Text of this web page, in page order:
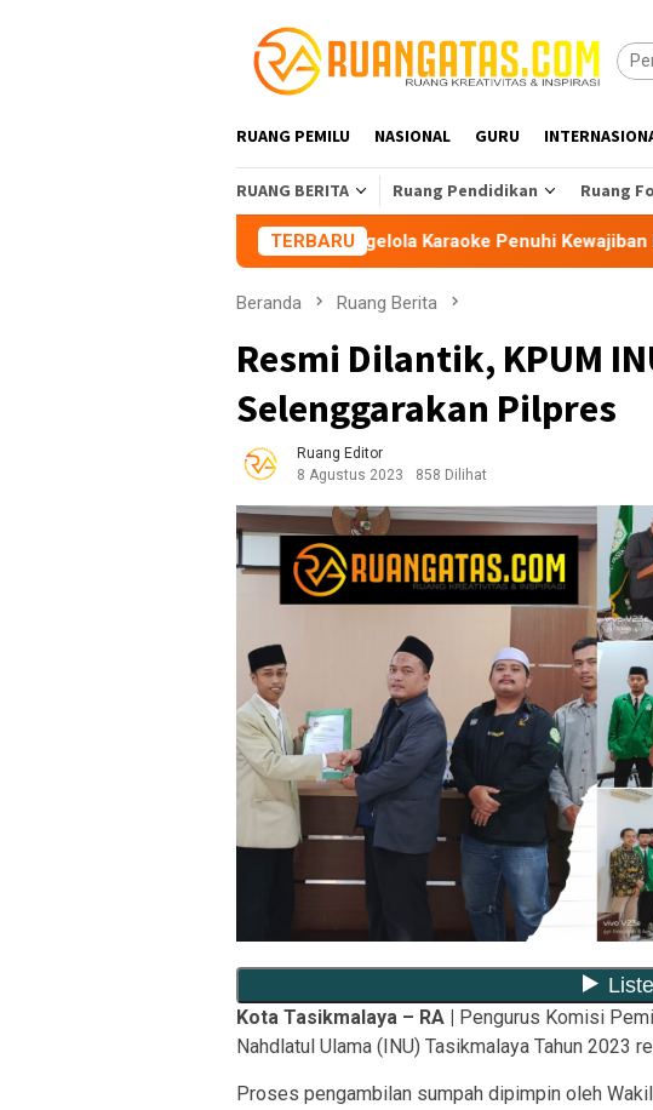
RUANG PEMILU NASIONAL GURU
RUANG BERITA Ruang Pendidikan Ruang
TERBARU
Peringatkan Pengelola Karaoke Penuhi Kewajiban PBG dan SLF
Beranda Ruang Berita
Resmi Dilantik, KPUM
Selenggarakan Pilpres
Ruang Editor
8 Agustus 2023
858 Dilihat
Kota Tasikmalaya – RA |
Pengurus Komisi
Nahdlatul Ulama (INU) Tasikmalaya Tahun 2023
Proses pengambilan sumpah dipimpin oleh